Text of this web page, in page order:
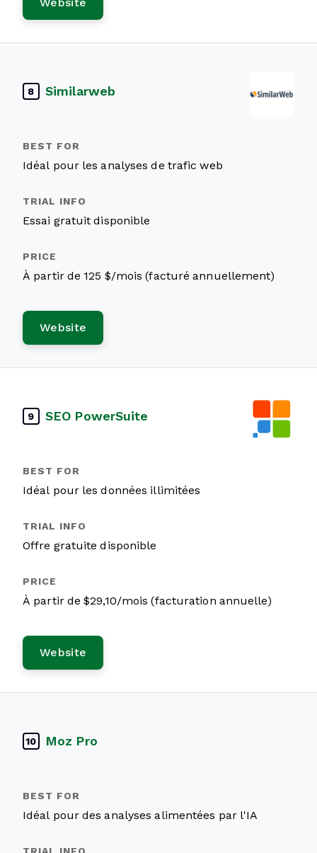
Website
8 Similarweb
Idéal pour les analyses de trafic web
Essai gratuit disponible
À partir de 125 $/mois (facturé annuellement)
Website
9 SEO PowerSuite
Idéal pour les données illimitées
Offre gratuite disponible
À partir de $29,10/mois (facturation annuelle)
Website
10 Moz Pro
Idéal pour des analyses alimentées par l'IA